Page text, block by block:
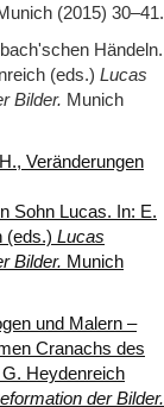
(2015) 30‒41.
Händeln.
(eds.) Lucas
Bilder. Munich
Veränderungen
Sohn Lucas. In: E.
(eds.) Lucas
Bilder. Munich
und Malern –
Cranachs des
Heydenreich
der Bilder.